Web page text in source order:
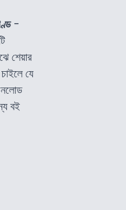
-
শেয়ার
যে
বই